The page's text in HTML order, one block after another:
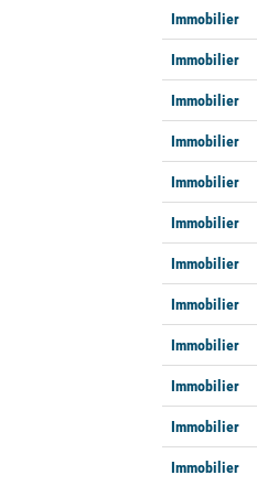
Immobilier
Immobilier
Immobilier
Immobilier
Immobilier
Immobilier
Immobilier
Immobilier
Immobilier
Immobilier
Immobilier
Immobilier